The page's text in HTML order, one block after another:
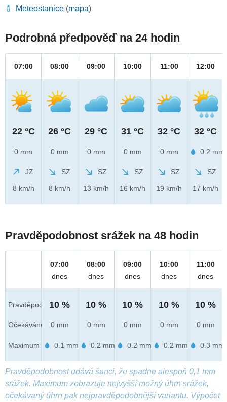
Meteostanice (mapa)
Podrobná předpověď na 24 hodin
07:00
22 °C
0 mm
JZ
8 km/h
08:00
26 °C
0 mm
SZ
8 km/h
09:00
29 °C
0 mm
SZ
13 km/h
10:00
31 °C
0 mm
SZ
16 km/h
11:00
32 °C
0 mm
SZ
19 km/h
12:00
32 °C
0.2 mm
SZ
17 km/h
Pravděpodobnost srážek na 48 hodin
Pravděpod.
Očekáváno
Maximum
07:00
dnes
10 %
0 mm
0.1 mm
08:00
dnes
10 %
0 mm
0.2 mm
09:00
dnes
10 %
0 mm
0.2 mm
10:00
dnes
10 %
0 mm
0.2 mm
11:00
dnes
10 %
0 mm
0.3 mm
Pravděpodobnost udává šanci, že spadne alespoň 0,1 mm
srážek. Maximum zobrazuje nejvyšší možný úhrn srážek,
očekávaný úhrn pak nejpravděpodobnější variantu. Výpočet